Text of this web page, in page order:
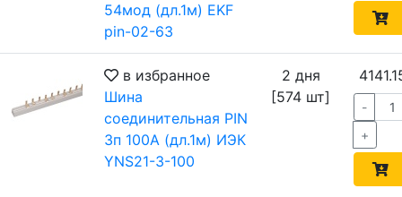
54мод (дл.1м) EKF
pin-02-63
в избранное
Шина
соединительная PIN
3п 100А (дл.1м) ИЭК
YNS21-3-100
2 дня
[574 шт]
-
+